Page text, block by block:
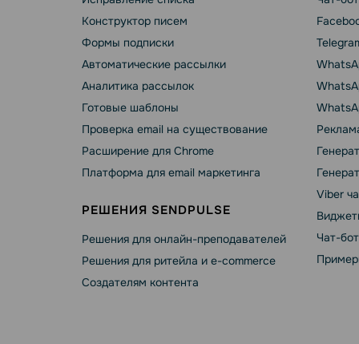
Конструктор писем
Формы подписки
Автоматические рассылки
Аналитика рассылок
Готовые шаблоны
Проверка email на существование
Расширение для Chrome
Платформа для email маркетинга
РЕШЕНИЯ SENDPULSE
Решения для онлайн-преподавателей
Решения для ритейла и e-commerce
Создателям контента
Viber
Чат-